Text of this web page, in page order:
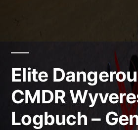
Elite
CMDR
Logbuch –